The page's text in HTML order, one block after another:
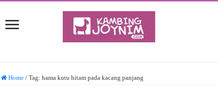
Home / Tag:hama kutu hitam pada kacang panjang